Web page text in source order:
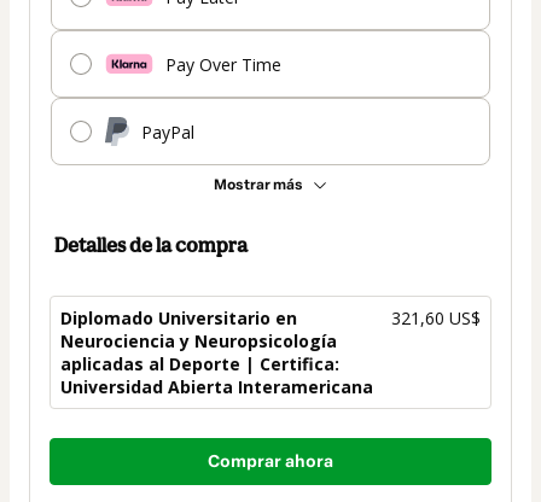
Pay Over Time
PayPal
Mostrar más
Detalles de la compra
Diplomado Universitario en
Neurociencia y Neuropsicología
aplicadas al Deporte | Certifica:
Universidad Abierta Interamericana
321,60 US$
Total
Comprar ahora